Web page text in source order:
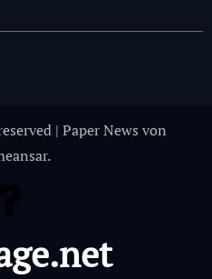
| Paper News von
.